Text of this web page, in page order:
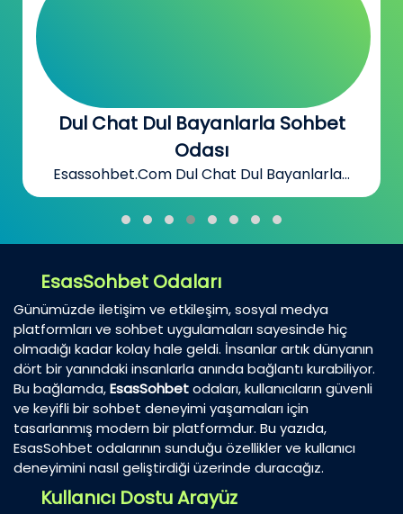
Dul Chat Dul Bayanlarla Sohbet
Odası
Esassohbet.Com Dul Chat Dul Bayanlarla...
EsasSohbet Odaları
Günümüzde iletişim ve etkileşim, sosyal medya
platformları ve sohbet uygulamaları sayesinde hiç
olmadığı kadar kolay hale geldi. İnsanlar artık dünyanın
dört bir yanındaki insanlarla anında bağlantı kurabiliyor.
Bu bağlamda,EsasSohbetodaları, kullanıcıların güvenli
ve keyifli bir sohbet deneyimi yaşamaları için
tasarlanmış modern bir platformdur. Bu yazıda,
EsasSohbet odalarının sunduğu özellikler ve kullanıcı
deneyimini nasıl geliştirdiği üzerinde duracağız.
Kullanıcı Dostu Arayüz